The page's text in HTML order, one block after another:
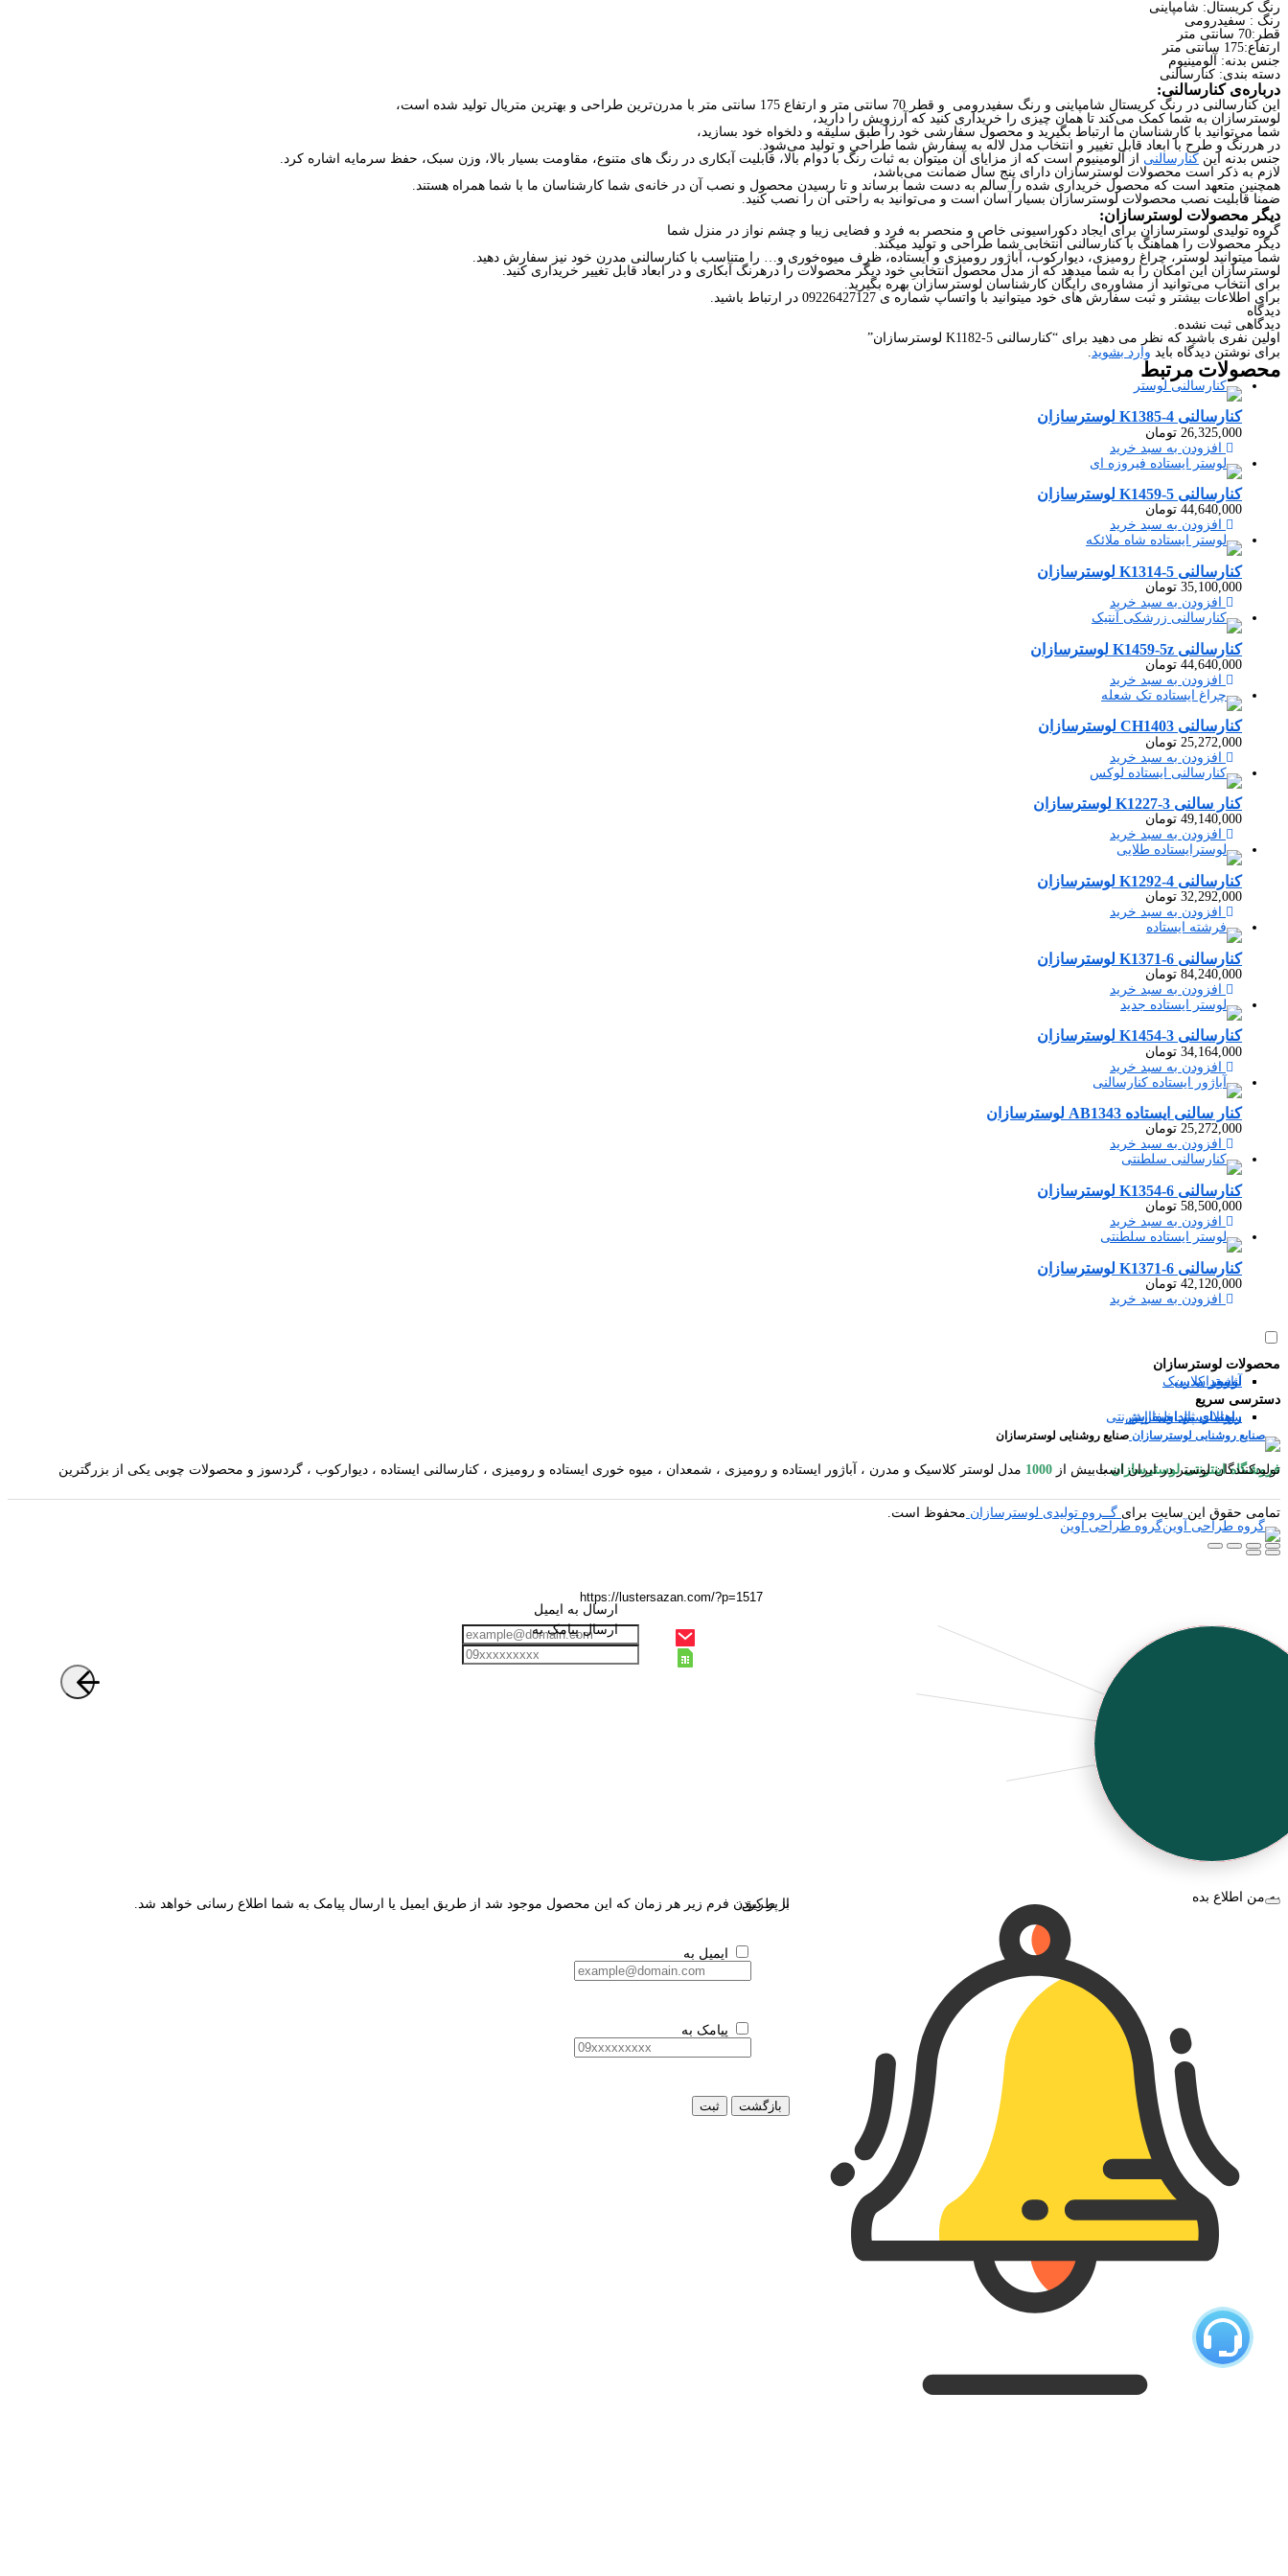
رنگ کریستال: شامپاینی
رنگ : سفیدرومی
قطر:70 سانتی متر
ارتفاع:175 سانتی متر
جنس بدنه: آلومینیوم
دسته بندی: کنارسالنی
درباره‌ی کنارسالنی:
این کنارسالنی در رنگ کریستال شامپاینی و رنگ سفیدرومی و قطر 70 سانتی متر و ارتفاع 175 سانتی متر با مدرن‌ترین طراحی و بهترین متریال تولید شده است،
لوسترسازان به شما کمک می‌کند تا همان چیزی را خریداری کنید که آرزویش را دارید،
شما می‌توانید با کارشناسان ما ارتباط بگیرید و محصول سفارشی خود را طبق سلیقه و دلخواه خود بسازید،
در هررنگ و طرح با ابعاد قابل تغییر و انتخاب مدل لاله به سفارش شما طراحی و تولید می‌شود.
جنس بدنه این کنارسالنی از آلومینیوم است که از مزایای آن میتوان به ثبات رنگ با دوام بالا، قابلیت آبکاری در رنگ های متنوع، مقاومت بسیار بالا، وزن سبک، حفظ سرمایه اشاره کرد.
لازم به ذکر است محصولات لوسترسازان دارای پنج سال ضمانت می‌باشد،
همچنین متعهد است که محصول خریداری شده را سالم به دست شما برساند و تا رسیدن محصول و نصب آن در خانه‌ی شما کارشناسان ما با شما همراه هستند.
ضمنا قابلیت نصب محصولات لوسترسازان بسیار آسان است و می‌توانید به راحتی آن را نصب کنید.
دیگر محصولات لوسترسازان:
گروه تولیدی لوسترسازان برای ایجاد دکوراسیونی خاص و منحصر به فرد و فضایی زیبا و چشم نواز در منزل شما
دیگر محصولات را هماهنگ با کنارسالنی انتخابی شما طراحی و تولید میکند.
شما میتوانید لوستر، چراغ رومیزی، دیوارکوب، آباژور رومیزی و ایستاده، ظرف میوه‌خوری و… را متناسب با کنارسالنی مدرن خود نیز سفارش دهید.
لوسترسازان این امکان را به شما میدهد که از مدل محصول انتخابیِ خود دیگر محصولات را درهرنگ آبکاری و در ابعاد قابل تغییر خریداری کنید.
برای انتخاب می‌توانید از مشاوره‌ی رایگان کارشناسان لوسترسازان بهره بگیرید.
برای اطلاعات بیشتر و ثبت سفارش های خود میتوانید با واتساپ شماره ی 09226427127 در ارتباط باشید.
دیدگاه
دیدگاهی ثبت نشده.
اولین نفری باشید که نظر می دهید برای “کنارسالنی K1182-5 لوسترسازان”
برای نوشتن دیدگاه باید وارد بشوید.
محصولات مرتبط
کنارسالنی K1385-4 لوسترسازان
26,325,000 تومان
افزودن به سبد خرید
کنارسالنی K1459-5 لوسترسازان
44,640,000 تومان
افزودن به سبد خرید
کنارسالنی K1314-5 لوسترسازان
35,100,000 تومان
افزودن به سبد خرید
کنارسالنی K1459-5z لوسترسازان
44,640,000 تومان
افزودن به سبد خرید
کنارسالنی CH1403 لوسترسازان
25,272,000 تومان
افزودن به سبد خرید
کنار سالنی K1227-3 لوسترسازان
49,140,000 تومان
افزودن به سبد خرید
کنارسالنی K1292-4 لوسترسازان
32,292,000 تومان
افزودن به سبد خرید
کنارسالنی K1371-6 لوسترسازان
84,240,000 تومان
افزودن به سبد خرید
کنارسالنی K1454-3 لوسترسازان
34,164,000 تومان
افزودن به سبد خرید
کنار سالنی ایستاده AB1343 لوسترسازان
25,272,000 تومان
افزودن به سبد خرید
کنارسالنی K1354-6 لوسترسازان
58,500,000 تومان
افزودن به سبد خرید
کنارسالنی K1371-6 لوسترسازان
42,120,000 تومان
افزودن به سبد خرید
محصولات لوسترسازان
لوستر کلاسیک
لوستر مدرن
آباژور
شمعدان
دسترسی سریع
راهنمای ثبت سفارش
رویه ارسال سفارش
راهنمای پرداخت اینترنتی
سوالات متداول
صنایع روشنایی لوسترسازان
فروشگاه اینترنتی لوسترسازانبا بیش از 1000 مدل لوستر کلاسیک و مدرن ، آباژور ایستاده و رومیزی ، شمعدان ، میوه خوری ایستاده و رومیزی ، کنارسالنی ایستاده ، دیوارکوب ، گردسوز و محصولات چوبی یکی از بزرگترین تولیدکنندگان لوستر در ایران است.
تمامی حقوق این سایت برای گــروه تولیدی لوسترسازان محفوظ است.
گروه طراحی آوین
ارسال به ایمیل
ارسال پیامک به
به من اطلاع بده با پر کردن فرم زیر هر زمان که این محصول موجود شد از طریق ایمیل یا ارسال پیامک به شما اطلاع رسانی خواهد شد.
از طریق:
ایمیل به
پیامک به
بازگشت ثبت